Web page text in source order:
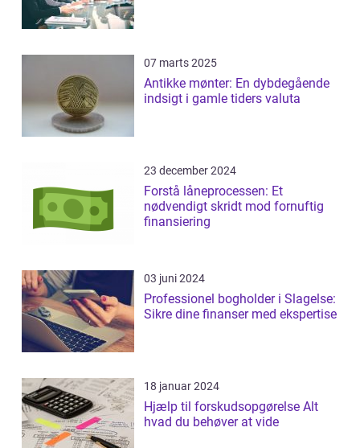
07 marts 2025
Antikke mønter: En dybdegående
indsigt i gamle tiders valuta
23 december 2024
Forstå låneprocessen: Et
nødvendigt skridt mod fornuftig
finansiering
03 juni 2024
Professionel bogholder i Slagelse:
Sikre dine finanser med ekspertise
18 januar 2024
Hjælp til forskudsopgørelse Alt
hvad du behøver at vide